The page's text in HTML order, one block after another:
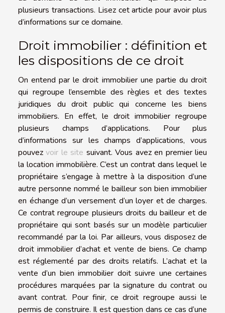
plusieurs transactions. Lisez cet article pour avoir plus
d’informations sur ce domaine.
Droit immobilier : définition et
les dispositions de ce droit
On entend par le droit immobilier une partie du droit
qui regroupe l’ensemble des règles et des textes
juridiques du droit public qui concerne les biens
immobiliers. En effet, le droit immobilier regroupe
plusieurs champs d’applications. Pour plus
d’informations sur les champs d’applications, vous
pouvezvoir le site suivant. Vous avez en premier lieu
la location immobilière. C’est un contrat dans lequel le
propriétaire s’engage à mettre à la disposition d’une
autre personne nommé le bailleur son bien immobilier
en échange d’un versement d’un loyer et de charges.
Ce contrat regroupe plusieurs droits du bailleur et de
propriétaire qui sont basés sur un modèle particulier
recommandé par la loi. Par ailleurs, vous disposez de
droit immobilier d’achat et vente de biens. Ce champ
est réglementé par des droits relatifs. L’achat et la
vente d’un bien immobilier doit suivre une certaines
procédures marquées par la signature du contrat ou
avant contrat. Pour finir, ce droit regroupe aussi le
permis de construire. Il est question dans ce cas d’une